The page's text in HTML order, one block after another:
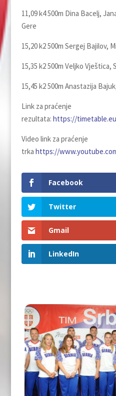
11,09 k4 500m Dina Bacelj,
Gere
15,20 k2 500m Sergej Bajilov,
15,35 k2 500m Veljko
15,45 k2 500m Anastazija
Link za praćenje
rezultata: https://
Video link za praćenje
trka https://
Facebook
Twitter
Gmail
LinkedIn